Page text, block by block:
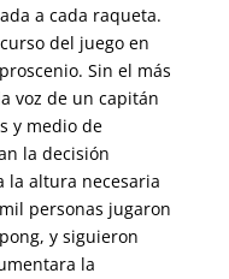
a cada raqueta.
del juego en
Sin el más
voz de un capitán
y medio de
la decisión
la altura necesaria
personas jugaron
y siguieron
la